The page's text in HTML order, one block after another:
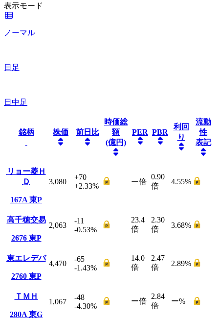
表示モード
ノーマル
日足
日中足
銘柄 株価 前日比
時価総
額
(億円)
PER PBR
利回
り
流動
性
表記
リョー菱Ｈ
Ｄ
167A 東P
3,080
+70
+2.33%
ー倍
0.90
倍
4.55%
高千穂交易
2676 東P
2,063
-11
-0.53%
23.4
倍
2.30
倍
3.68%
東エレデバ
2760 東P
4,470
-65
-1.43%
14.0
倍
2.47
倍
2.89%
ＴＭＨ
280A 東G
1,067
-48
-4.30%
ー倍
2.84
倍
ー%